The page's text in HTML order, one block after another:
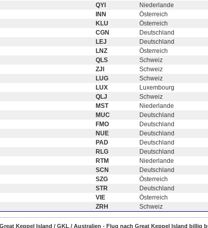
QYI
Niederlande
INN
Österreich
KLU
Österreich
CGN
Deutschland
LEJ
Deutschland
LNZ
Österreich
QLS
Schweiz
ZJI
Schweiz
LUG
Schweiz
LUX
Luxembourg
QLJ
Schweiz
MST
Niederlande
MUC
Deutschland
FMO
Deutschland
NUE
Deutschland
PAD
Deutschland
RLG
Deutschland
RTM
Niederlande
SCN
Deutschland
SZG
Österreich
STR
Deutschland
VIE
Österreich
ZRH Schweiz
Keppel Island / GKL / Australien - Flug nach Great Keppel Island billig